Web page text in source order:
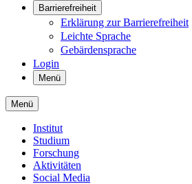
Barrierefreiheit
Erklärung zur Barrierefreiheit
Leichte Sprache
Gebärdensprache
Login
Menü
Menü
Institut
Studium
Forschung
Aktivitäten
Social Media